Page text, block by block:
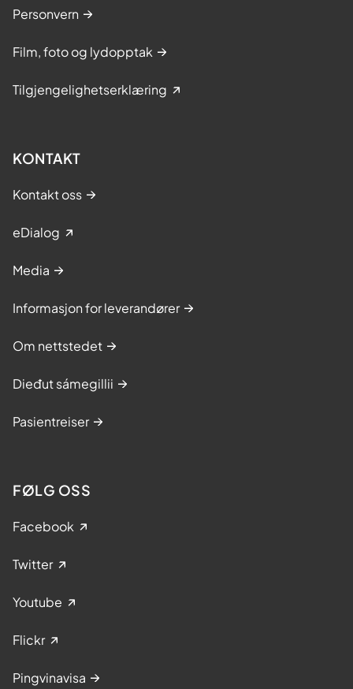
Personvern
Film, foto og lydopptak
Tilgjengelighetserklæring
KONTAKT
Kontakt oss
eDialog
Media
Informasjon for leverandører
Om nettstedet
Dieđut sámegillii
Pasientreiser
FØLG OSS
Facebook
Twitter
Youtube
Flickr
Pingvinavisa